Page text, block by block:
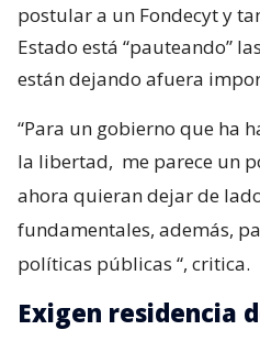
postular a un Fondecyt y
Estado está “pauteando”
están dejando afuera
“Para un gobierno que ha
la libertad, me parece un
ahora quieran dejar de
fundamentales, además,
políticas públicas “, critica.
Exigen residencia